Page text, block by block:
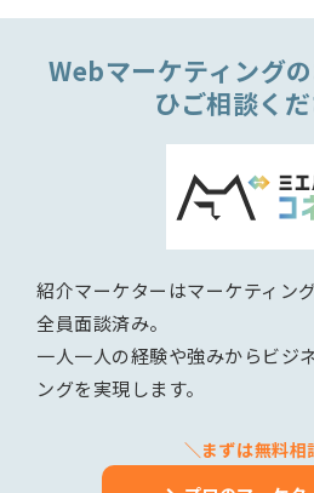
Webマーケティング
ひご相談くだ
紹介マーケターはマーケティン
全員面談済み。
一人一人の経験や強みからビジ
ングを実現します。
＼まずは無料相